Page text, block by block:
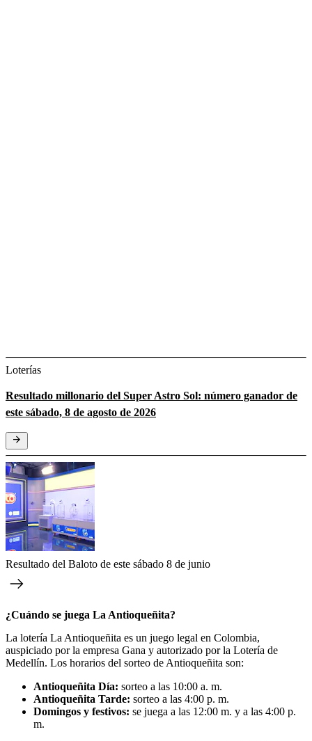
Loterías
Resultado millonario del Super Astro Sol: número ganador de
este sábado, 8 de agosto de 2026
Resultado del Baloto de este sábado 8 de junio
¿Cuándo se juega La Antioqueñita?
La lotería La Antioqueñita es un juego legal en Colombia,
auspiciado por la empresa Gana y autorizado por la Lotería de
Medellín. Los horarios del sorteo de Antioqueñita son:
Antioqueñita Día: sorteo a las 10:00 a. m.
Antioqueñita Tarde: sorteo a las 4:00 p. m.
Domingos y festivos: se juega a las 12:00 m. y a las 4:00 p.
m.